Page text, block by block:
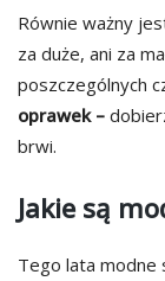
Równie ważny
za duże, ani za
poszczególnych
oprawek –
brwi.
Jakie są
Tego lata modne